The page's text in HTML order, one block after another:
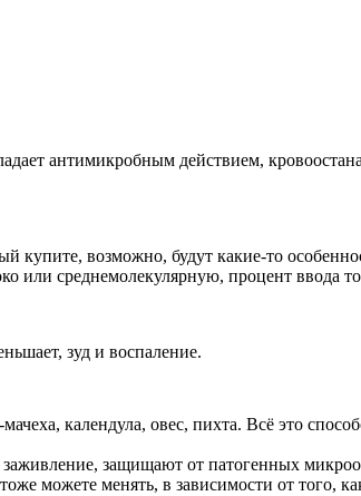
антимикробным действием,
купите, возможно, будут какие-то
или среднемолекулярную, процент ввода
зуд и воспаление.
календула, овес, пихта. Всё это
защищают от патогенных
можете менять, в зависимости от того,